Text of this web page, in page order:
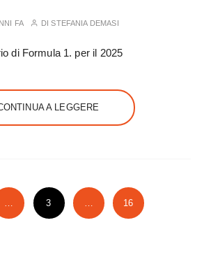
FA DISTEFANIA DEMASI
di Formula 1. per il 2025
A LEGGERE
… 3 … 16